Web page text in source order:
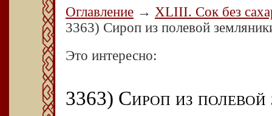
Оглавление → ХLIII. Сок без
3363) Сироп из полевой
Это интересно:
3363) Сироп из полевой